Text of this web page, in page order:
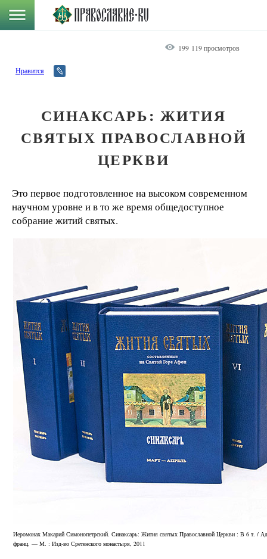
199 119 просмотров
Нравится
СИНАКСАРЬ: ЖИТИЯ
СВЯТЫХ ПРАВОСЛАВНОЙ
ЦЕРКВИ
Это первое подготовленное на высоком современном
научном уровне и в то же время общедоступное
собрание житий святых.
Иеромонах Макарий Симонопетрский. Синаксарь: Жития святых Православной Церкви : В 6 т. /
франц. — М. : Изд-во Сретенского монастыря, 2011